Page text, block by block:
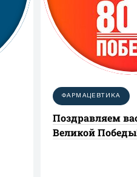
ФАРМАЦЕВТИКА
Поздравляем
Великой